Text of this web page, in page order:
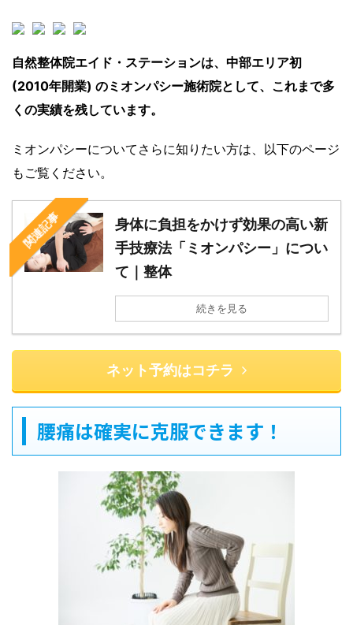
自然整体院エイド・ステーションは、中部エリア初
(2010年開業) のミオンパシー施術院として、これまで多
くの実績を残しています。
ミオンパシーについてさらに知りたい方は、以下のページ
もご覧ください。
関連記事
身体に負担をかけず効果の高い新
手技療法「ミオンパシー」につい
て｜整体
続きを見る
ネット予約はコチラ
腰痛は確実に克服できます！